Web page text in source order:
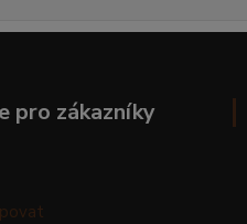
pro zákazníky